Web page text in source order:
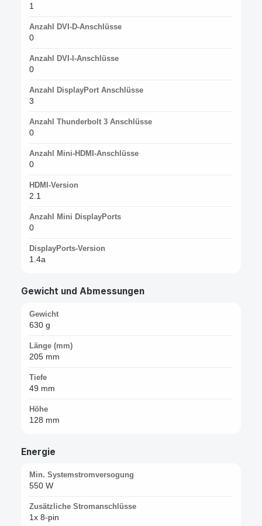
1
Anzahl DVI-D-Anschlüsse
0
Anzahl DVI-I-Anschlüsse
0
Anzahl DisplayPort Anschlüsse
3
Anzahl Thunderbolt 3 Anschlüsse
0
Anzahl Mini-HDMI-Anschlüsse
0
HDMI-Version
2.1
Anzahl Mini DisplayPorts
0
DisplayPorts-Version
1.4a
Gewicht und Abmessungen
Gewicht
630 g
Länge (mm)
205 mm
Tiefe
49 mm
Höhe
128 mm
Energie
Min. Systemstromversogung
550 W
Zusätzliche Stromanschlüsse
1x 8-pin